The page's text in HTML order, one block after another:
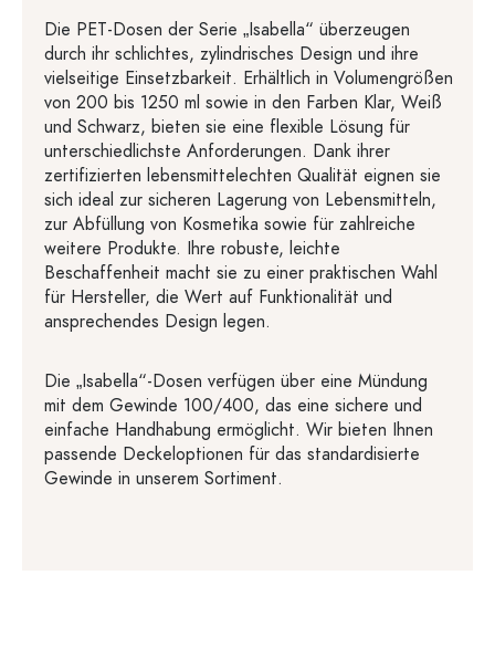
Die PET-Dosen der Serie „Isabella“ überzeugen
durch ihr schlichtes, zylindrisches Design und ihre
vielseitige Einsetzbarkeit. Erhältlich in Volumengrößen
von 200 bis 1250 ml sowie in den Farben Klar, Weiß
und Schwarz, bieten sie eine flexible Lösung für
unterschiedlichste Anforderungen. Dank ihrer
zertifizierten lebensmittelechten Qualität eignen sie
sich ideal zur sicheren Lagerung von Lebensmitteln,
zur Abfüllung von Kosmetika sowie für zahlreiche
weitere Produkte. Ihre robuste, leichte
Beschaffenheit macht sie zu einer praktischen Wahl
für Hersteller, die Wert auf Funktionalität und
ansprechendes Design legen.
Die „Isabella“-Dosen verfügen über eine Mündung
mit dem Gewinde 100/400, das eine sichere und
einfache Handhabung ermöglicht. Wir bieten Ihnen
passende Deckeloptionen für das standardisierte
Gewinde in unserem Sortiment.